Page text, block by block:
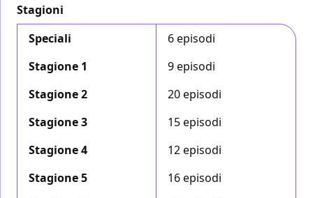
Stagioni
Speciali
6 episodi
Stagione 1
9 episodi
Stagione 2
20 episodi
Stagione 3
15 episodi
Stagione 4
12 episodi
Stagione 5
16 episodi